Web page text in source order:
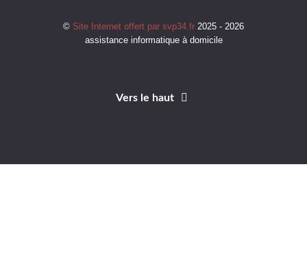
© Site Internet offert par svp34.fr 2025 - 2026
assistance informatique à domicile
Vers le haut